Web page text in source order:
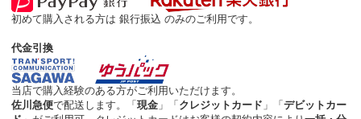
初めて購入される方は 銀行振込 のみのご利用です。
代金引換
当店で購入経験のある方がご利用いただけます。
佐川急便で配送します。「 現金 」「 クレジットカード 」「 デビットカー